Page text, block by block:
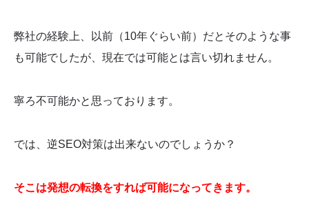
弊社の経験上、以前（10年ぐらい前）だとそのような事
も可能でしたが、現在では可能とは言い切れません。
寧ろ不可能かと思っております。
では、逆SEO対策は出来ないのでしょうか？
そこは発想の転換をすれば可能になってきます。